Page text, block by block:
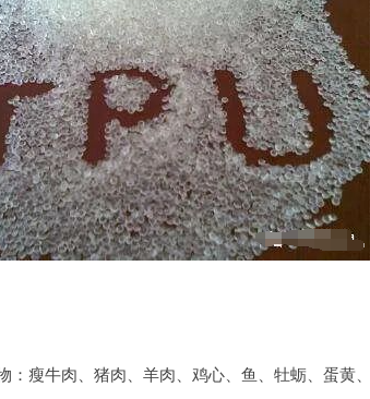
：瘦牛肉、猪肉、羊肉、鸡心、鱼、牡蛎、蛋黄